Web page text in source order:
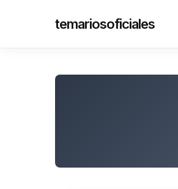
temariosoficiales